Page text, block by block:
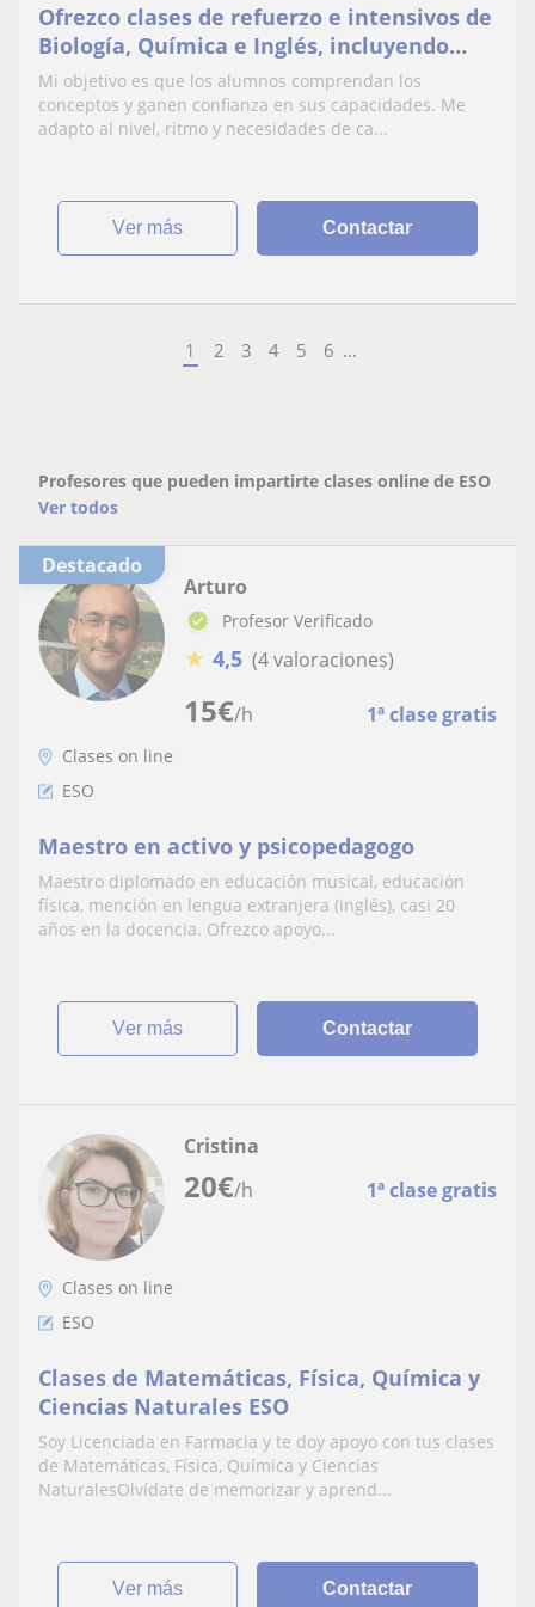
Ofrezco clases de refuerzo e intensivos de
Biología, Química e Inglés, incluyendo
expresión oral y escrita o gramática.
Mi objetivo es que los alumnos comprendan los
conceptos y ganen confianza en sus capacidades. Me
adapto al nivel, ritmo y necesidades de ca...
ver más Contactar
1 2 3 4 5 6 ...
Profesores que pueden impartirte clases online de ESO
Ver todos
Destacado
15€/h 1ª clase gratis
Arturo
Profesor Verificado
★ 4,5 (4 valoraciones)
Clases on line
ESO
Maestro en activo y psicopedagogo
Maestro diplomado en educación musical, educación
física, mención en lengua extranjera (inglés), casi 20
años en la docencia. Ofrezco apoyo...
ver más Contactar
20€/h 1ª clase gratis
Cristina
Clases on line
ESO
Clases de Matemáticas, Física, Química y
Ciencias Naturales ESO
Soy Licenciada en Farmacia y te doy apoyo con tus clases
de Matemáticas, Física, Química y Ciencias
NaturalesOlvídate de memorizar y aprend...
ver más Contactar